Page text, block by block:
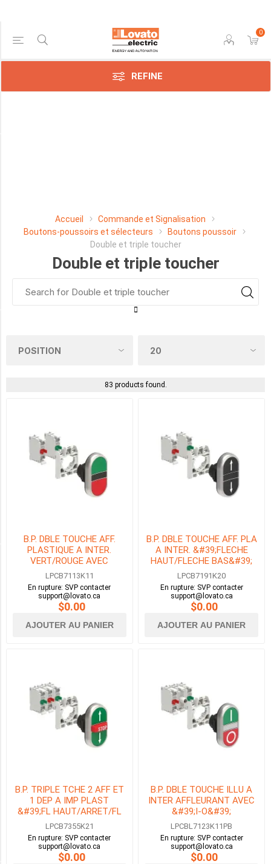
0
REFINE
Accueil
Commande et Signalisation
Boutons-poussoirs et sélecteurs
Boutons poussoir
Double et triple toucher
Double et triple toucher
83 products found.
B.P. DBLE TOUCHE AFF.
PLASTIQUE A INTER.
VERT/ROUGE AVEC
EMBASE DE FIXATION
1N0+1NF
LPCB7113K11
En rupture: SVP contacter
support@lovato.ca
$0.00
AJOUTER AU PANIER
B.P. DBLE TOUCHE AFF. PLA
A INTER. &#39;FLECHE
HAUT/FLECHE BAS&#39;
NOIR AVEC EMB DE
FIXATION 2N0
LPCB7191K20
En rupture: SVP contacter
support@lovato.ca
$0.00
AJOUTER AU PANIER
B.P. TRIPLE TCHE 2 AFF ET
1 DEP A IMP PLAST
&#39;FL HAUT/ARRET/FL
BAS&#39; V/R/V AVEC EMB
DE FIX 2N0+1NF
LPCB7355K21
En rupture: SVP contacter
support@lovato.ca
$0.00
B.P. DBLE TOUCHE ILLU A
INTER AFFLEURANT AVEC
&#39;I-O&#39;
VERT/ROUGE AVEC EMB. DE
FIX 1NO+1NF DEL 24V
LPCBL7123K11PB
En rupture: SVP contacter
support@lovato.ca
$0.00
Price Range
fabricant
-
(4)
Lovato
(79)
MILIEU
PROLONGÉ
(9)
AFLEURANTE-
COULEUR
BLACK
BLACK
(22)
DEUX
VERTS-
ROUGE
(16)
VERT-
ROUGE
(31)